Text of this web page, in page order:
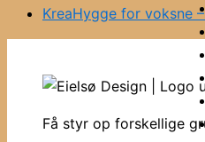
KreaHygge for voksne
Få styr op forskellige